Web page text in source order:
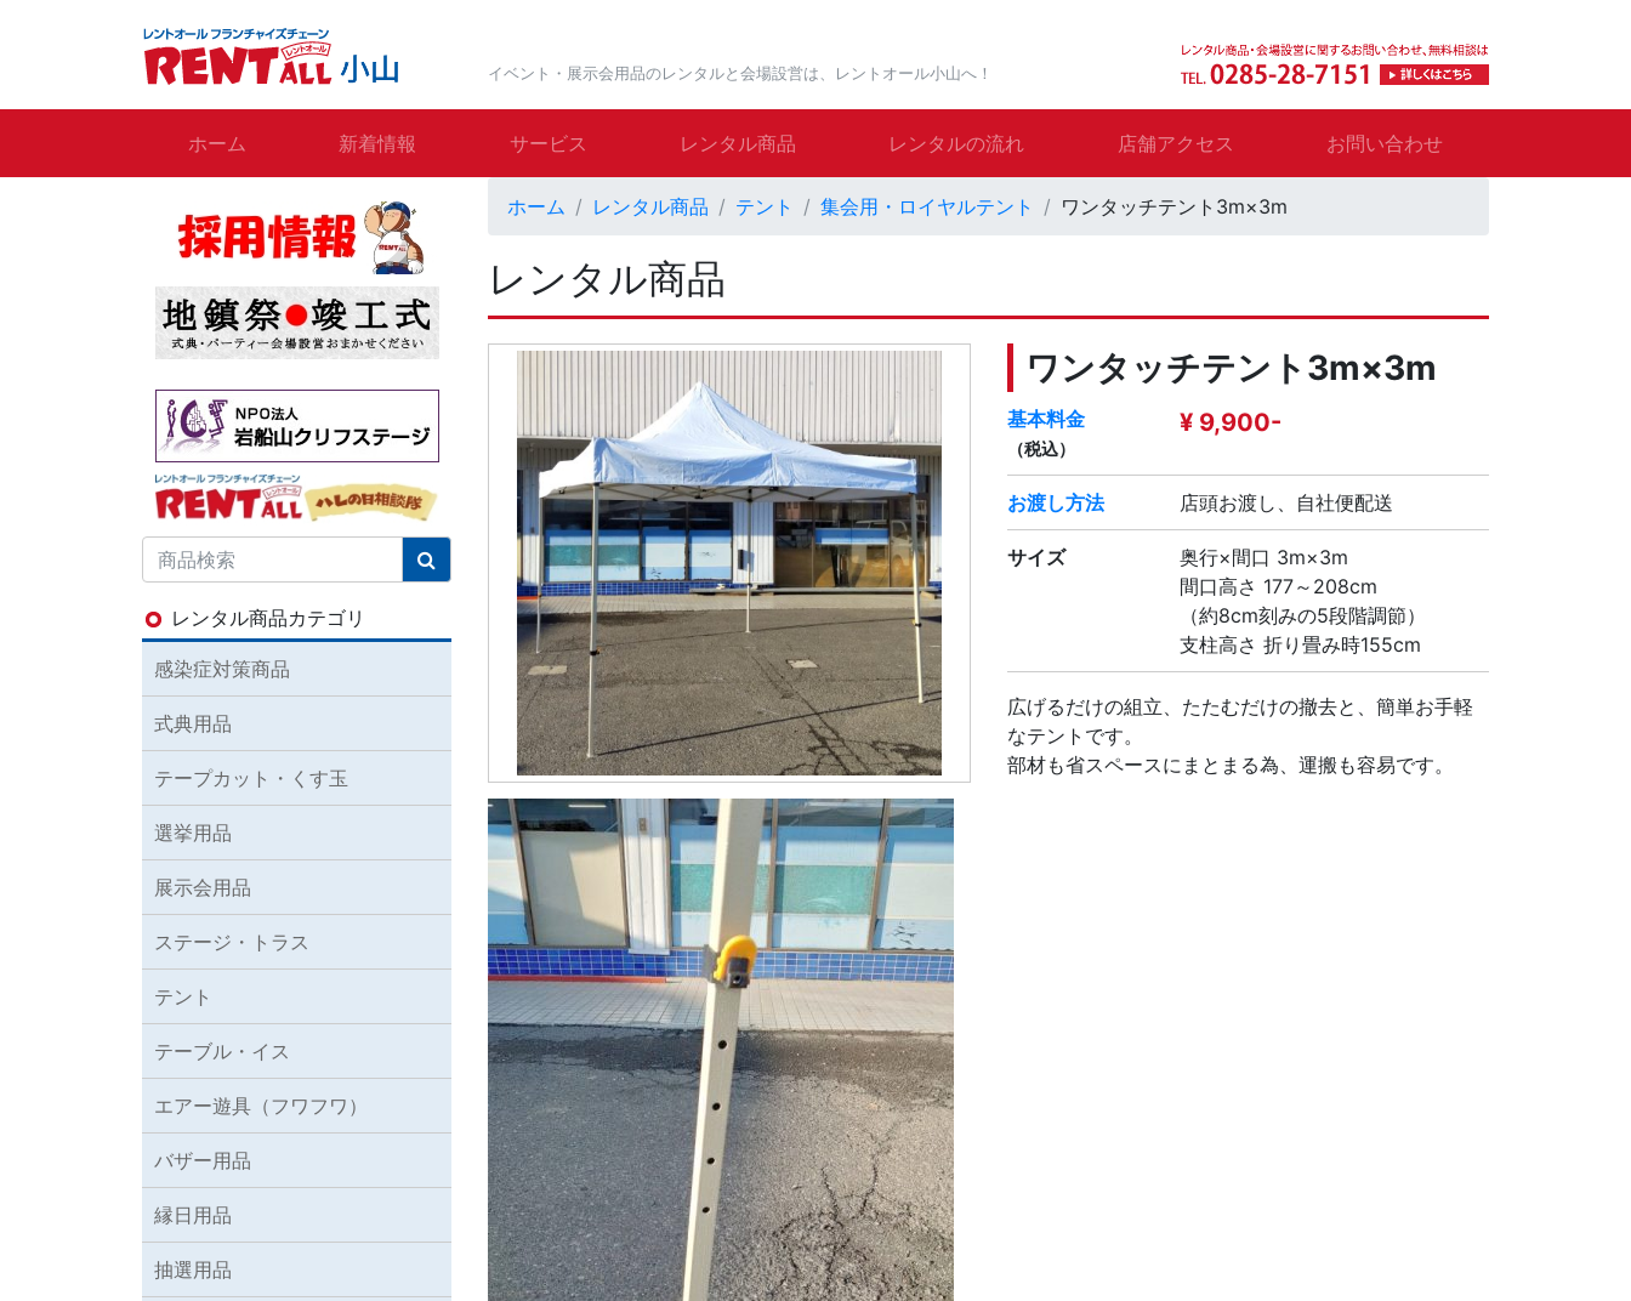
イベント・展示会用品のレンタルと会場設営は、レントオール小山へ！
ホーム 新着情報 サービス レンタル商品 レンタルの流れ 店舗アクセス お問い合わせ
ホーム レンタル商品 テント 集会用・ロイヤルテント ワンタッチテント3m×3m
レンタル商品
ワンタッチテント3m×3m
基本料金
（税込）
¥ 9,900-
お渡し方法 店頭お渡し、自社便配送
サイズ
奥行×間口 3m×3m
間口高さ 177～208cm
（約8cm刻みの5段階調節）
支柱高さ 折り畳み時155cm
広げるだけの組立、たたむだけの撤去と、簡単お手軽
なテントです。
部材も省スペースにまとまる為、運搬も容易です。
レンタル商品カテゴリ
感染症対策商品
式典用品
テープカット・くす玉
選挙用品
展示会用品
ステージ・トラス
テント
テーブル・イス
エアー遊具（フワフワ）
バザー用品
縁日用品
抽選用品